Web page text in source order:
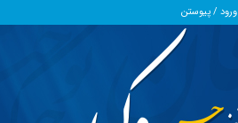
ورود / پیوستن